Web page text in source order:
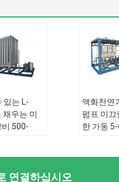
있는 L-
채우는 미
500-
그램:밖으
액화천연
펌프 미
한 가동
연결하십시오